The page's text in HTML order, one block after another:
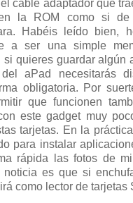
cable adaptador que
la ROM como si
Habéis leído bien,
a ser una simple
si quieres guardar algún
aPad necesitarás
obligatoria. Por
que funcionen
este gadget muy
tarjetas. En la
para instalar
rápida las fotos de
es que si
como lector de tarjetas